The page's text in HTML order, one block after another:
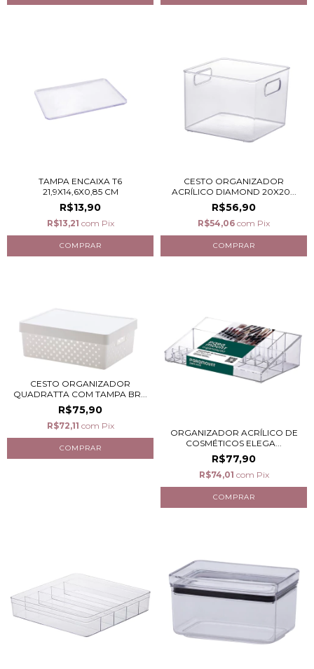
TAMPA ENCAIXA T6
21,9X14,6X0,85 CM
R$13,90
R$13,21 com Pix
CESTO ORGANIZADOR
ACRÍLICO DIAMOND 20X20...
R$56,90
R$54,06 com Pix
CESTO ORGANIZADOR
QUADRATTA COM TAMPA BR...
R$75,90
R$72,11 com Pix
ORGANIZADOR ACRÍLICO DE
COSMÉTICOS ELEGA...
R$77,90
R$74,01 com Pix